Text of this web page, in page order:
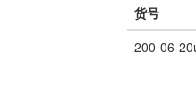
货号
200-06-